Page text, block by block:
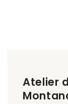
Atelier